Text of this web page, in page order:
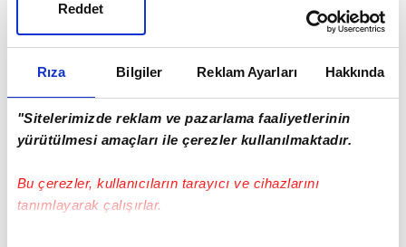
Rıza Bilgiler Reklam Ayarları Hakkında
"Sitelerimizde reklam ve pazarlama faaliyetlerinin
yürütülmesi amaçları ile çerezler kullanılmaktadır.
Bu çerezler, kullanıcıların tarayıcı ve cihazlarını
tanımlayarak çalışırlar.
Reddet
GALATASARAY'IN MAÇLARINI TEK TEK
İZLİYOR
Birbirinden klas hücum oyuncularına sahip
sarı-kırmızılı takım, Avrupa'da başarı için orta
sahasında kaliteyi artırma kararı aldı.
olumlu sinyal sonrasında düğmeye basıldı.